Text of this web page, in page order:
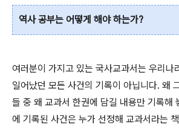
역사 공부는 어떻게 해야 하는가?
여러분이 가지고 있는 국사교과서는 우리
일어났던 모든 사건의 기록이 아닙니다. 왜
들 중 왜 교과서 한권에 담길 내용만 기록해
에 기록된 사건은 누가 선정해 교과서라는